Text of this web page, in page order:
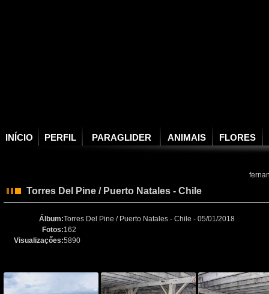
INÍCIO PERFIL PARAGLIDER ANIMAIS FLORES
Torres Del Pine / Puerto Natales - Chile
Álbum:Torres Del Pine / Puerto Natales - Chile - 05/01/2018
Fotos:162
Visualizaçőes:5890